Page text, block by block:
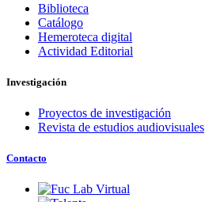
Biblioteca
Catálogo
Hemeroteca digital
Actividad Editorial
Investigación
Proyectos de investigación
Revista de estudios audiovisuales
Contacto